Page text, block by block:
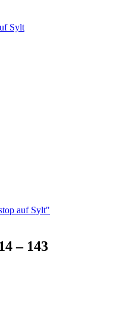
Sylt
auf Sylt"
– 143